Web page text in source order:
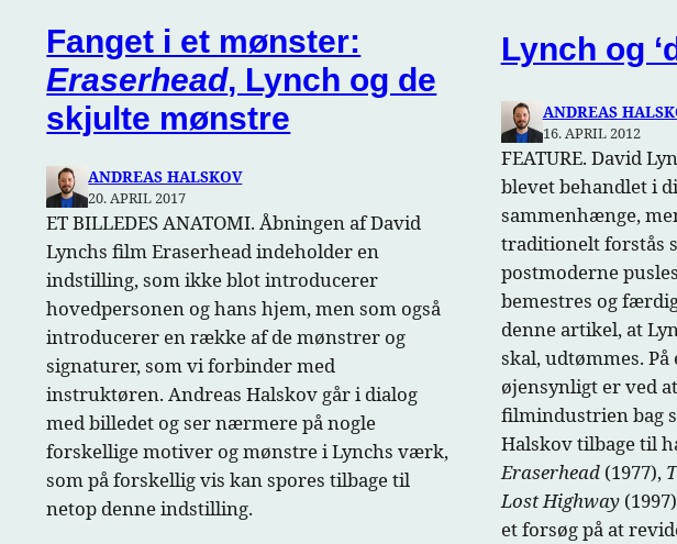
Fanget i et mønster:
Eraserhead, Lynch og de
skjulte mønstre
ANDREAS HALSKOV
20. APRIL 2017
ET BILLEDES ANATOMI. Åbningen af David
Lynchs film Eraserhead indeholder en
indstilling, som ikke blot introducerer
hovedpersonen og hans hjem, men som også
introducerer en række af de mønstrer og
signaturer, som vi forbinder med
instruktøren. Andreas Halskov går i dialog
med billedet og ser nærmere på nogle
forskellige motiver og mønstre i Lynchs værk,
som på forskellig vis kan spores tilbage til
netop denne indstilling.
Lynch og
ANDREAS
16. APRIL 2012
FEATURE. David
blevet behandlet i
sammenhænge,
traditionelt forstås
postmoderne
bemestres og
denne artikel, at
skal, udtømmes.
øjensynligt er ved
filmindustrien bag
Halskov tilbage til
Eraserhead (1977),
Lost Highway
et forsøg på at